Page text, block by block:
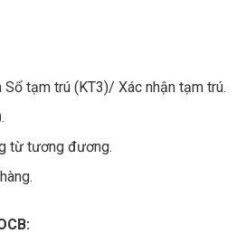
tạm trú (KT3)/ Xác nhận tạm trú.
từ tương đương.